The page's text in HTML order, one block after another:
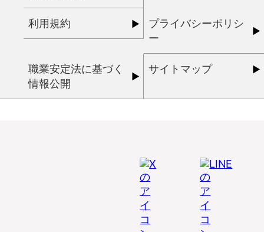
利用規約
プライバシーポリシ
ー
職業安定法に基づく
情報公開
サイトマップ